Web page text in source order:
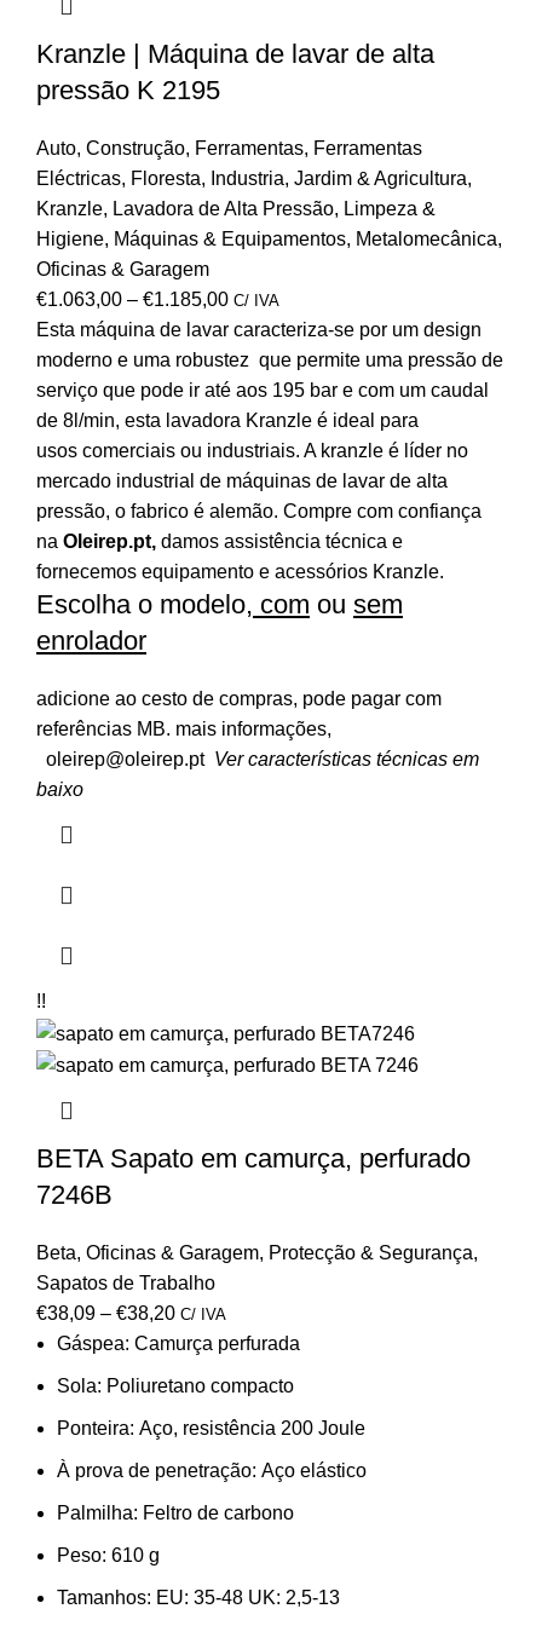
Kranzle | Máquina de lavar de alta
pressão K 2195
Auto, Construção, Ferramentas, Ferramentas
Eléctricas, Floresta, Industria, Jardim & Agricultura,
Kranzle, Lavadora de Alta Pressão, Limpeza &
Higiene, Máquinas & Equipamentos, Metalomecânica,
Oficinas & Garagem
€1.063,00 – €1.185,00 C/ IVA
Esta máquina de lavar caracteriza-se por um design
moderno e uma robustez que permite uma pressão de
serviço que pode ir até aos 195 bar e com um caudal
de 8l/min, esta lavadora Kranzle é ideal para
usos comerciais ou industriais. A kranzle é líder no
mercado industrial de máquinas de lavar de alta
pressão, o fabrico é alemão. Compre com confiança
na Oleirep.pt, damos assistência técnica e
fornecemos equipamento e acessórios Kranzle.
Escolha o modelo, com ou sem
enrolador
adicione ao cesto de compras, pode pagar com
referências MB. mais informações,
oleirep@oleirep.pt Ver características técnicas em
baixo
!!
BETA Sapato em camurça, perfurado
7246B
Beta, Oficinas & Garagem, Protecção & Segurança,
Sapatos de Trabalho
€38,09 – €38,20 C/ IVA
Gáspea: Camurça perfurada
Sola: Poliuretano compacto
Ponteira: Aço, resistência 200 Joule
À prova de penetração: Aço elástico
Palmilha: Feltro de carbono
Peso: 610 g
Tamanhos: EU: 35-48 UK: 2,5-13